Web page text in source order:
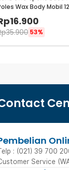
Wax Body Mobil 12
- R2010
16.900
35.900 53%
: (021) 39 700
Service